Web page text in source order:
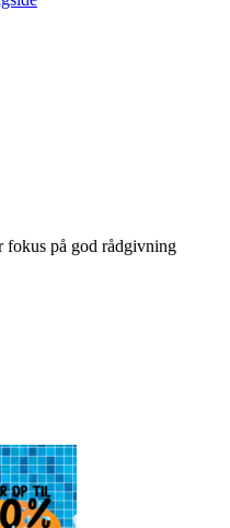
fokus på god rådgivning